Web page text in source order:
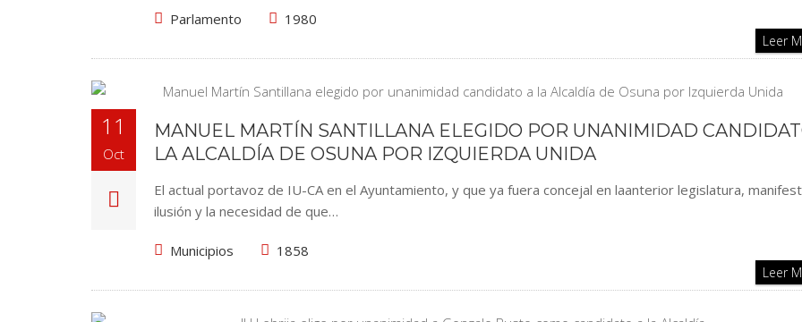
Parlamento 1980
Leer
11
Oct
MANUEL MARTÍN SANTILLANA ELEGIDO POR UNANIMIDAD
LA ALCALDÍA DE OSUNA POR IZQUIERDA UNIDA
El actual portavoz de IU-CA en el Ayuntamiento, y que ya fuera concejal en laanterior legislatura,
ilusión y la necesidad de que…
Municipios 1858
Leer